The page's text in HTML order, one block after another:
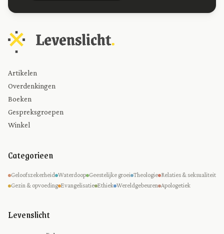
Artikelen
Overdenkingen
Boeken
Gespreksgroepen
Winkel
Categorieen
Geloofszekerheid Waterdoop Geestelijke groei Theologie Relaties & seksualiteit
Gezin & opvoeding Evangelisatie Ethiek Wereldgebeuren Apologetiek
Levenslicht